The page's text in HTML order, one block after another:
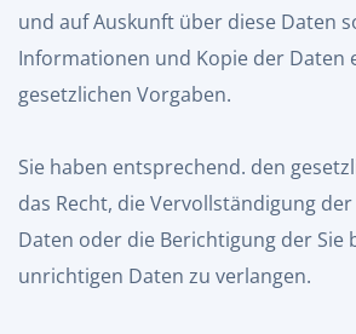
und auf Auskunft über diese Daten
Informationen und Kopie der Daten
gesetzlichen Vorgaben.
Sie haben entsprechend. den
das Recht, die Vervollständigung
Daten oder die Berichtigung der Sie
unrichtigen Daten zu verlangen.